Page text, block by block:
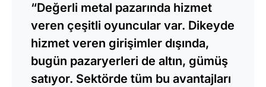
“Değerli metal pazarında hizmet
veren çeşitli oyuncular var. Dikeyde
hizmet veren girişimler dışında,
bugün pazaryerleri de altın, gümüş
satıyor. Sektörde tüm bu avantajları